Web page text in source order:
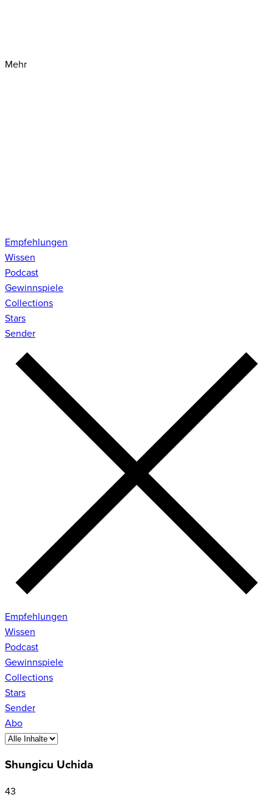
Mehr
Empfehlungen
Wissen
Podcast
Gewinnspiele
Collections
Stars
Sender
Empfehlungen
Wissen
Podcast
Gewinnspiele
Collections
Stars
Sender
Abo
Shungicu Uchida
43